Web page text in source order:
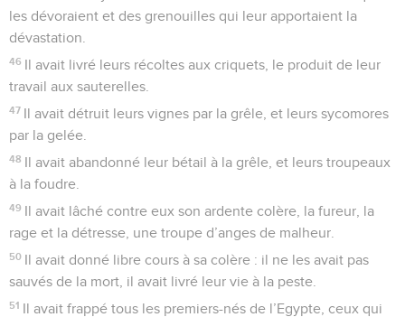
dresser une table dans le désert ?
20 Voici, il a frappé le rocher et l’eau a coulé, des torrents se
sont déversés. Pourra-t-il aussi donner du pain ou fournir de
la viande à son peuple ? »
L’Eternel a entendu cela, et il a été irrité ; un feu s’est
allumé contre Jacob, et la colère a éclaté contre Israël
parce qu’ils n’ont pas cru en Dieu, parce qu’ils n’ont pas
eu confiance dans son secours.
Il a donné ses ordres aux nuages d’en haut, et il a ouvert
les portes du ciel ;
il a fait pleuvoir sur eux de la manne comme nourriture, *il
leur a donné le pain du ciel.
Ils ont tous mangé ce pain des grands, il leur a envoyé de